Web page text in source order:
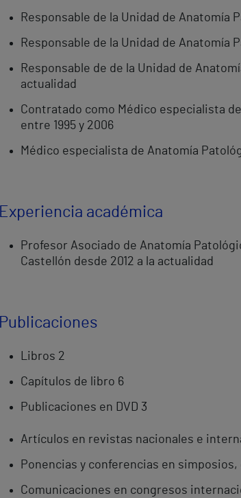
Responsable de la Unidad de Anatomía
Responsable de la Unidad de Anatomía
Responsable de de la Unidad de
actualidad
Contratado como Médico especialista
entre 1995 y 2006
Médico especialista de Anatomía
Experiencia académica
Profesor Asociado de Anatomía
Castellón desde 2012 a la actualidad
Publicaciones
Libros 2
Capítulos de libro 6
Publicaciones en DVD 3
Artículos en revistas nacionales e
Ponencias y conferencias en
Comunicaciones en congresos